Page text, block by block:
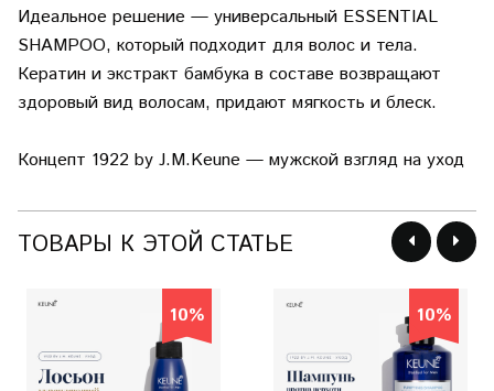
Идеальное решение — универсальный ESSENTIAL
SHAMPOO, который подходит для волос и тела.
Кератин и экстракт бамбука в составе возвращают
здоровый вид волосам, придают мягкость и блеск.
Концепт 1922 by J.M.Keune — мужской взгляд на уход
ТОВАРЫ К ЭТОЙ СТАТЬЕ
10% 10%